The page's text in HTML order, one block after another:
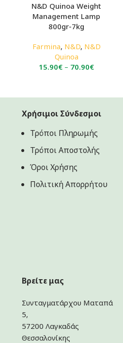
N&D Quinoa Weight
Management Lamp
800gr-7kg
Farmina, N&D, N&D
Quinoa
15.90€ – 70.90€Price
through
Χρήσιμοι Σύνδεσμοι
Τρόποι Πληρωμής
Τρόποι Αποστολής
Όροι Χρήσης
Πολιτική Aπορρήτου
Βρείτε μας
Συνταγματάρχου Ματαπά
5,
57200 Λαγκαδάς
Θεσσαλονίκης